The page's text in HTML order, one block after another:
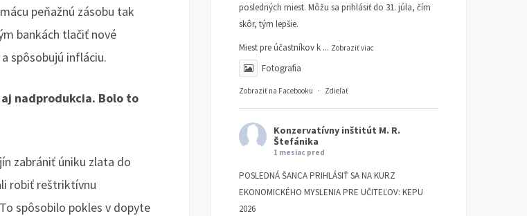
peňažnú zásobu tak
bankách tlačiť nové
spôsobujú infláciu.
nadprodukcia. Bolo to
zabrániť úniku zlata do
robiť reštriktívnu
spôsobilo pokles v dopyte
posledných miest. Môžu sa prihlásiť do 31. júla, čím
skôr, tým lepšie.
Miest pre účastníkov k ... Zobraziť viac
Fotografia
Zobraziť na Facebooku · Zdieľať
Konzervatívny inštitút M. R.
Štefánika
1 mesiac pred
POSLEDNÁ ŠANCA PRIHLÁSIŤ SA NA KURZ
EKONOMICKÉHO MYSLENIA PRE UČITEĽOV: KEPU
2026